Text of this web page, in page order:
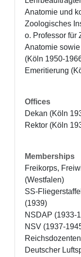
Anatomie und
Zoologisches
o. Professor für
Anatomie
(Köln 1950-
Emeritierung
Offices
Dekan (Köln
Rektor (Köln
Memberships
Freikorps,
(Westfalen)
SS-
(1939)
NSDAP (1933-
NSV (1937-
Deutscher